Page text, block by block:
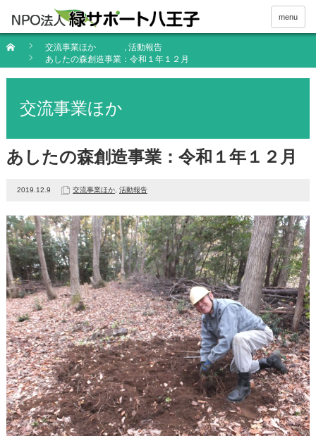
menu
交流事業ほか , 活動報告
あしたの森創造事業：令和１年１２月
交流事業ほか
あしたの森創造事業：令和１年１２月
2019.12.9 交流事業ほか, 活動報告